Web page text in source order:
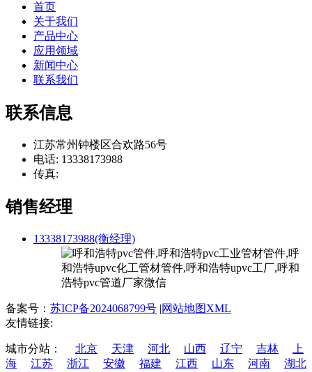
首页
关于我们
产品中心
应用领域
新闻中心
联系我们
联系信息
江苏常州钟楼区合欢路56号
电话: 13338173988
传真:
销售经理
13338173988(衡经理)
备案号： 苏ICP备2024068799号 |网站地图XML
友情链接:
城市分站： 北京 天津 河北 山西 辽宁 吉林
上
海
江苏 浙江 安徽 福建 江西 山东 河南
湖北